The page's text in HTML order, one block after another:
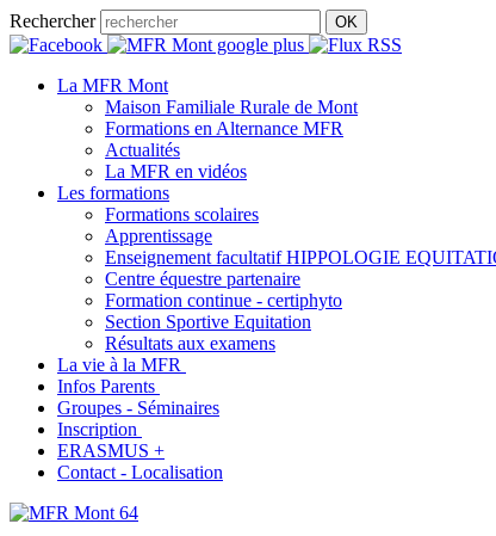
Rechercher
La MFR Mont
Maison Familiale Rurale de Mont
Formations en Alternance MFR
Actualités
La MFR en vidéos
Les formations
Formations scolaires
Apprentissage
Enseignement facultatif HIPPOLOGIE
Centre équestre partenaire
Formation continue - certiphyto
Section Sportive Equitation
Résultats aux examens
La vie à la MFR
Infos Parents
Groupes - Séminaires
Inscription
ERASMUS +
Contact - Localisation